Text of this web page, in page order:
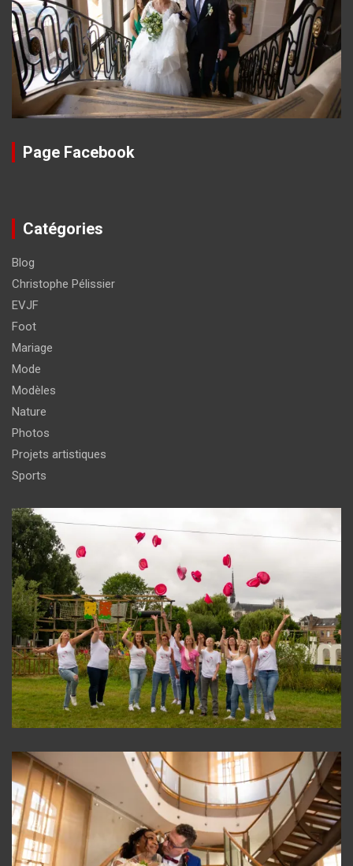
Page Facebook
Catégories
Blog
Christophe Pélissier
EVJF
Foot
Mariage
Mode
Modèles
Nature
Photos
Projets artistiques
Sports